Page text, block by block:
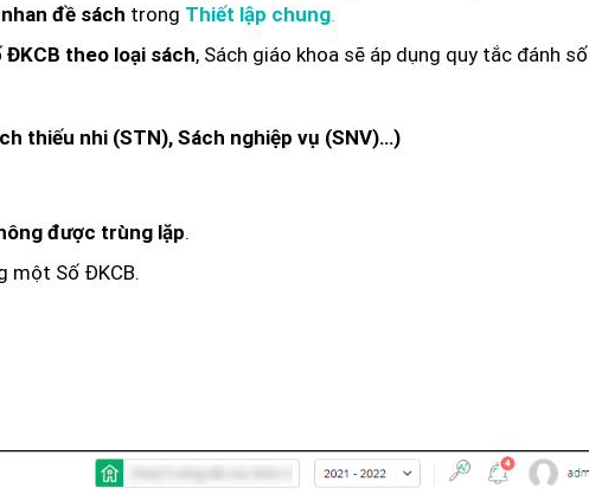
đề sách trong Thiết lập chung.
ĐKCB theo loại sách, Sách giáo khoa sẽ áp dụng quy tắc đánh số
thiếu nhi (STN), Sách nghiệp vụ (SNV)…)
được trùng lặp.
một Số ĐKCB.